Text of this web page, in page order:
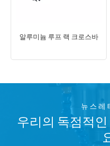
알루미늄 루프 랙 크로스바
뉴스레
우리의 독점적